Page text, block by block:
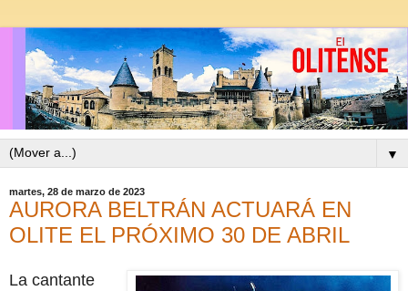
▼
martes, 28 de marzo de 2023
AURORA BELTRÁN ACTUARÁ EN
OLITE EL PRÓXIMO 30 DE ABRIL
La cantante